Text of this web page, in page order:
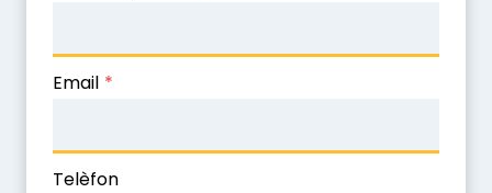
Email *
Telèfon